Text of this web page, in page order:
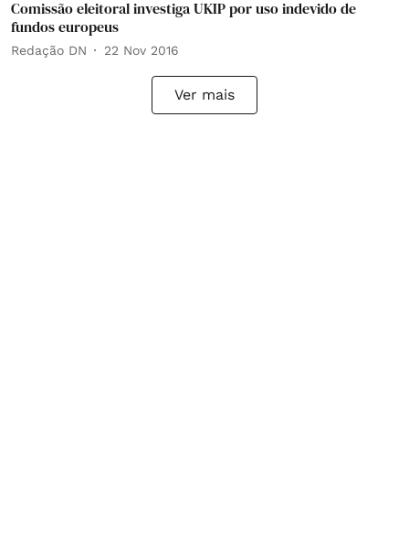
Comissão eleitoral investiga UKIP por uso indevido de
fundos europeus
Redação DN 22 Nov 2016
Ver mais